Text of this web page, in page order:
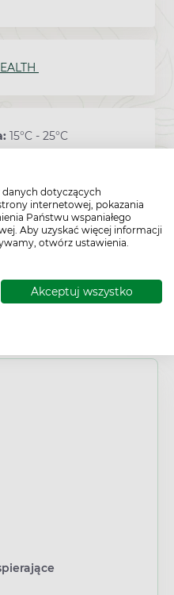
danych dotyczących
internetowej, pokazania
Państwu wspaniałego
Aby uzyskać więcej informacji
otwórz ustawienia.
Akceptuj wszystko
15°C - 25°C